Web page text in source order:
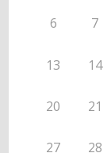
6 7
13 14
20 21
27 28